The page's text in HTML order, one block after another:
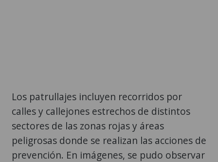
Los patrullajes incluyen recorridos por
calles y callejones estrechos de distintos
sectores de las zonas rojas y áreas
peligrosas donde se realizan las acciones de
prevención. En imágenes, se pudo observar